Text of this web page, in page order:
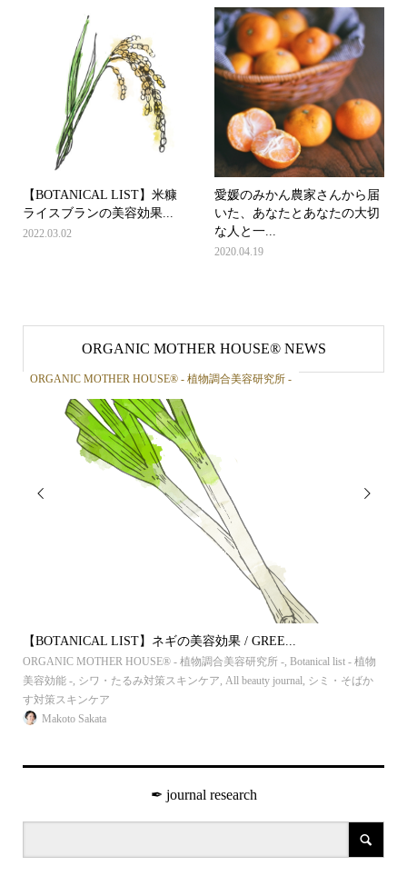
【BOTANICAL LIST】米糠
ライスブランの美容効果...
2022.03.02
愛媛のみかん農家さんから届
いた、あなたとあなたの大切
な人と一...
2020.04.19
ORGANIC MOTHER HOUSE®︎ NEWS

【BOTANICAL LIST】ネギの美容効果 / GREE...
ORGANIC MOTHER HOUSE®︎ - 植物調合美容研究所 -, Botanical list - 植物
美容効能 -, シワ・たるみ対策スキンケア, All beauty journal, シミ・そばか
す対策スキンケア
Makoto Sakata
ORGANIC MOTHER HOUSE®︎ - 植物調合美容研究所 -

✒︎ journal research